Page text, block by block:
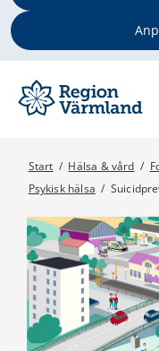
Start / Hälsa & vård /
Psykisk hälsa /